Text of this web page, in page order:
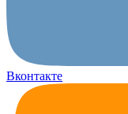
Вконтакте